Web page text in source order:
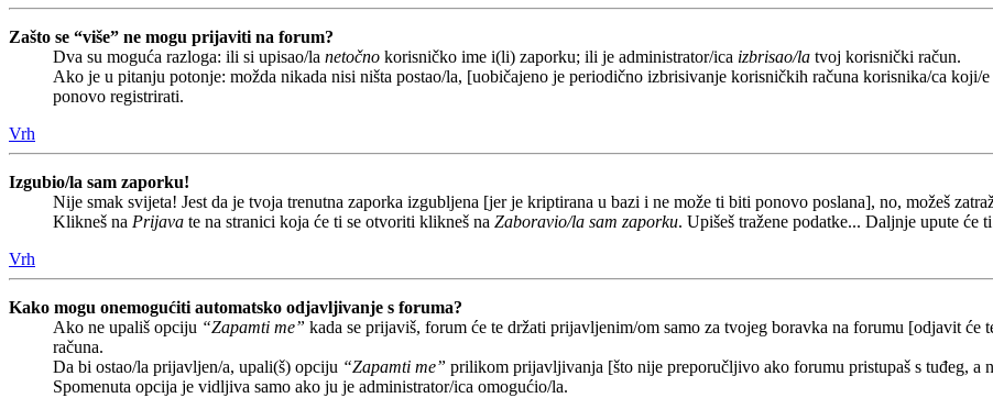
Zašto se “više” ne mogu prijaviti na forum?
Dva su moguća razloga: ili si upisao/la netočno korisničko ime i(li) zaporku; ili je administrator/ica izbrisao/la tvoj korisnički račun.
Ako je u pitanju potonje: možda nikada nisi ništa postao/la, [uobičajeno je periodično izbrisivanje korisničkih računa korisnika/ca koji/
ponovo registrirati.
Vrh
Izgubio/la sam zaporku!
Nije smak svijeta! Jest da je tvoja trenutna zaporka izgubljena [jer je kriptirana u bazi i ne može ti biti ponovo poslana], no, možeš
Klikneš na Prijava te na stranici koja će ti se otvoriti klikneš na Zaboravio/la sam zaporku. Upišeš tražene podatke... Daljnje upute će
Vrh
Kako mogu onemogućiti automatsko odjavljivanje s foruma?
Ako ne upališ opciju “Zapamti me” kada se prijaviš, forum će te držati prijavljenim/om samo za tvojeg boravka na forumu [odjavit
računa.
Da bi ostao/la prijavljen/a, upali(š) opciju “Zapamti me” prilikom prijavljivanja [što nije preporučljivo ako forumu pristupaš s tuđeg, a
Spomenuta opcija je vidljiva samo ako ju je administrator/ica omogućio/la.